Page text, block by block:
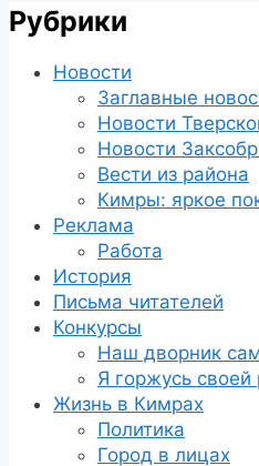
Рубрики
Новости
Заглавные
Новости
Новости
Вести из района
Кимры: яркое
Реклама
Работа
История
Письма читателей
Конкурсы
Наш дворник
Я горжусь своей
Жизнь в Кимрах
Политика
Город в лицах